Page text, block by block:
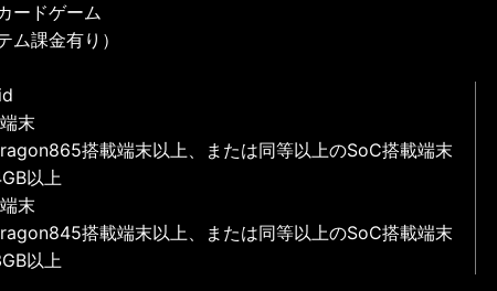
ードゲーム
課金有り）
末
搭載端末以上、または同等以上のSoC搭載端末
以上
末
搭載端末以上、または同等以上のSoC搭載端末
以上